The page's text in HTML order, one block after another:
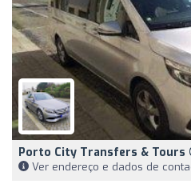
Porto City Transfers & Tours
Ver endereço e dados de